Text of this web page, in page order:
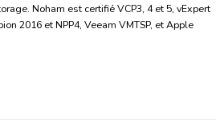
Noham est certifié VCP3, 4 et 5, vExpert
2016 et NPP4, Veeam VMTSP, et Apple